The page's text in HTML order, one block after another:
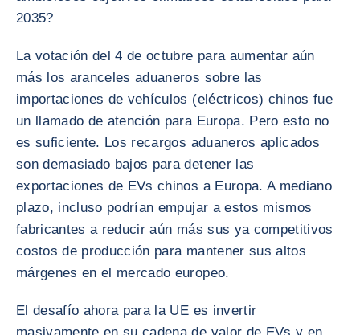
2035?
La votación del 4 de octubre para aumentar aún
más los aranceles aduaneros sobre las
importaciones de vehículos (eléctricos) chinos fue
un llamado de atención para Europa. Pero esto no
es suficiente. Los recargos aduaneros aplicados
son demasiado bajos para detener las
exportaciones de EVs chinos a Europa. A mediano
plazo, incluso podrían empujar a estos mismos
fabricantes a reducir aún más sus ya competitivos
costos de producción para mantener sus altos
márgenes en el mercado europeo.
El desafío ahora para la UE es invertir